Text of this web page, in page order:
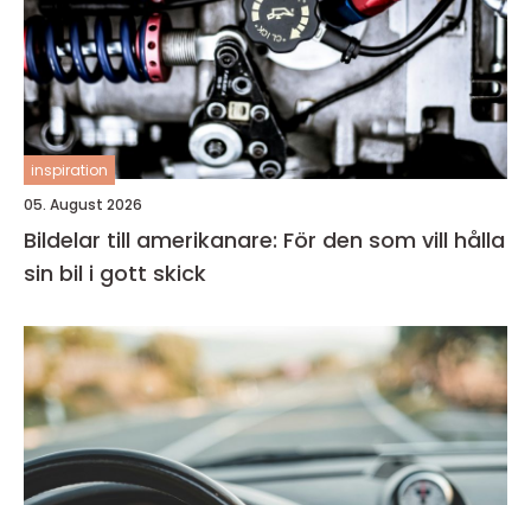
inspiration
05. August 2026
Bildelar till amerikanare: För den som vill hålla
sin bil i gott skick